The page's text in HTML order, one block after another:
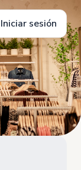
Iniciar sesión